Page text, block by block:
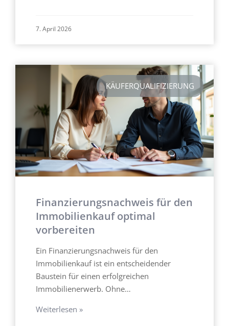
7. April 2026
KÄUFERQUALIFIZIERUNG
Finanzierungsnachweis für den
Immobilienkauf optimal
vorbereiten
Ein Finanzierungsnachweis für den
Immobilienkauf ist ein entscheidender
Baustein für einen erfolgreichen
Immobilienerwerb. Ohne…
Weiterlesen »